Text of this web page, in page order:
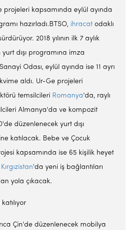
projeleri kapsamında eylül ayında
hazırladı.BTSO, ihracat odaklı
2018 yılının ilk 7 aylık
dışı programına imza
Odası, eylül ayında ise 11 ayrı
aldı. Ur-Ge projeleri
temsilcileri Romanya'da, raylı
Almanya'da ve kompozit
düzenlenecek yurt dışı
katılacak. Bebe ve Çocuk
kapsamında ise 65 kişilik heyet
Kırgızistan'da yeni iş bağlantıları
yola çıkacak.
Çin'de düzenlenecek mobilya